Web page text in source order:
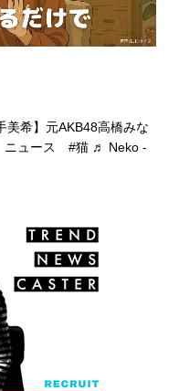
希】元AKB48高橋みな
ニュース #猫 ♬ Neko -